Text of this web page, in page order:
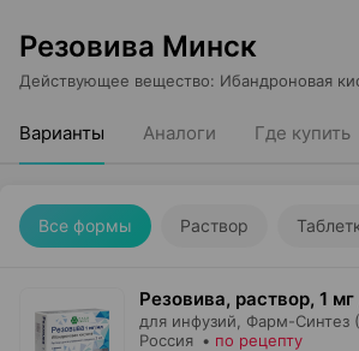
Резовива Минск
Действующее вещество: Ибандроновая
Варианты Аналоги Где купить
Все формы Раствор
Резовива, раствор, 1
для инфузий, Фарм-Синтез
Россия • по рецепту